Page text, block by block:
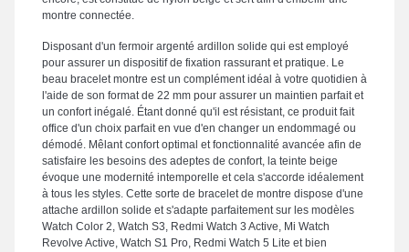
montre connectée.
Disposant d'un fermoir argenté ardillon solide qui est employé
pour assurer un dispositif de fixation rassurant et pratique. Le
beau bracelet montre est un complément idéal à votre quotidien à
l'aide de son format de 22 mm pour assurer un maintien parfait et
un confort inégalé. Étant donné qu'il est résistant, ce produit fait
office d'un choix parfait en vue d'en changer un endommagé ou
démodé. Mêlant confort optimal et fonctionnalité avancée afin de
satisfaire les besoins des adeptes de confort, la teinte beige
évoque une modernité intemporelle et cela s'accorde idéalement
à tous les styles. Cette sorte de bracelet de montre dispose d'une
attache ardillon solide et s'adapte parfaitement sur les modèles
Watch Color 2, Watch S3, Redmi Watch 3 Active, Mi Watch
Revolve Active, Watch S1 Pro, Redmi Watch 5 Lite et bien